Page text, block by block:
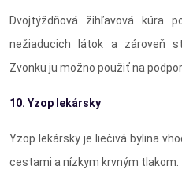
Dvojtýždňová žihľavová kúra
nežiaducich látok a zároveň
Zvonku ju možno použiť na
10. Yzop lekársky
Yzop lekársky je liečivá bylina
cestami a nízkym krvným tlakom.